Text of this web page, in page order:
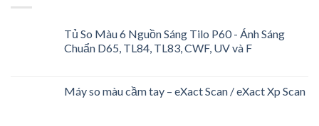
Tủ So Màu 6 Nguồn Sáng Tilo P60 - Ánh Sáng
Chuẩn D65, TL84, TL83, CWF, UV và F
Máy so màu cầm tay – eXact Scan / eXact Xp Scan